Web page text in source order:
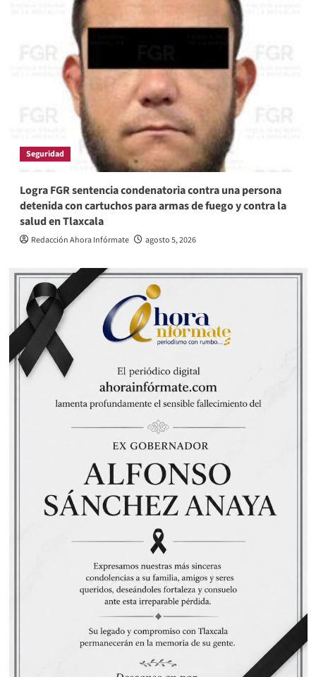
Seguridad
Logra FGR sentencia condenatoria contra una persona
detenida con cartuchos para armas de fuego y contra la
salud en Tlaxcala
Redacción Ahora Infórmate agosto 5, 2026